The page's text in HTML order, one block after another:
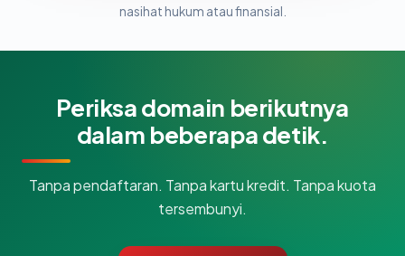
nasihat hukum atau finansial.
Periksa domain berikutnya
dalam beberapa detik.
Tanpa pendaftaran. Tanpa kartu kredit. Tanpa kuota
tersembunyi.